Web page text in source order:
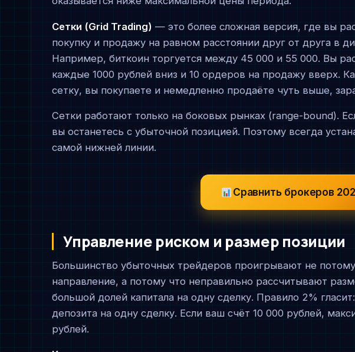
Сетки (Grid Trading) — это более сложная версия, где вы
покупку и продажу на равном расстоянии друг от друга в
Например, биткоин торгуется между 45 000 и 55 000. Вы
каждые 1000 рублей вниз и 10 ордеров на продажу вверх.
сетку, вы покупаете и немедленно продаёте чуть выше,
Сетки работают только на боковых рынках (range-bound).
вы останетесь с убыточной позицией. Поэтому всегда
самой нижней линии.
Сравнить брокеров
Управление риском и размер позиции
Большинство убыточных трейдеров проигрывают не
направление, а потому что неправильно рассчитывают
большой долей капитала на одну сделку. Правило 2%
депозита на одну сделку. Если ваш счёт 10 000 рублей,
рублей.